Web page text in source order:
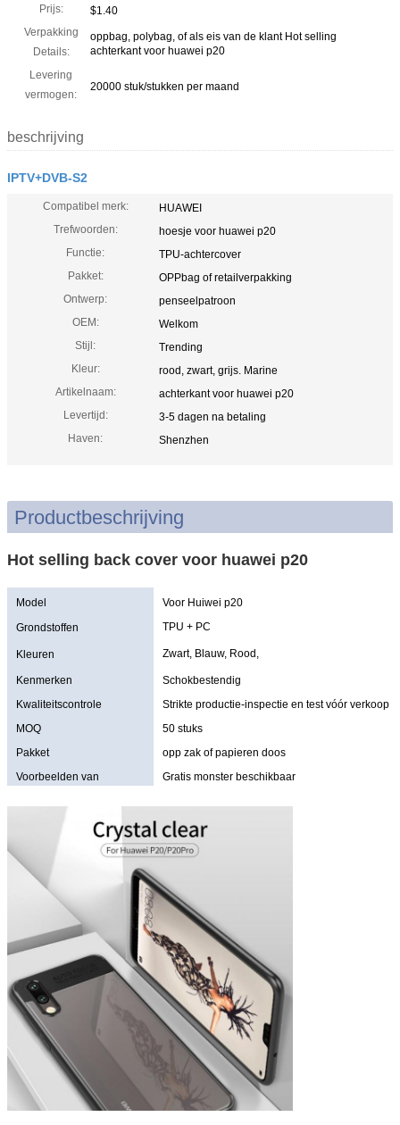
Prijs:
$1.40
Verpakking
Details:
oppbag, polybag, of als eis van de klant Hot selling
achterkant voor huawei p20
Levering
vermogen:
20000 stuk/stukken per maand
beschrijving
IPTV+DVB-S2
Compatibel merk:
HUAWEI
Trefwoorden:
hoesje voor huawei p20
Functie:
TPU-achtercover
Pakket:
OPPbag of retailverpakking
Ontwerp:
penseelpatroon
OEM:
Welkom
Stijl:
Trending
Kleur:
rood, zwart, grijs. Marine
Artikelnaam:
achterkant voor huawei p20
Levertijd:
3-5 dagen na betaling
Haven:
Shenzhen
Productbeschrijving
Hot selling back cover voor huawei p20
Model
Voor Huiwei p20
Grondstoffen
TPU + PC
Kleuren Zwart, Blauw, Rood,
Kenmerken
Schokbestendig
Kwaliteitscontrole
Strikte productie-inspectie en test vóór verkoop
MOQ
50 stuks
Pakket
opp zak of papieren doos
Voorbeelden van
Gratis monster beschikbaar